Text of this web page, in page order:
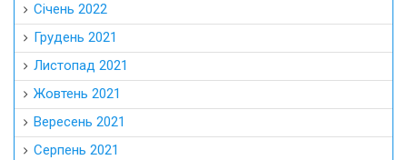
Січень 2022
Грудень 2021
Листопад 2021
Жовтень 2021
Вересень 2021
Серпень 2021